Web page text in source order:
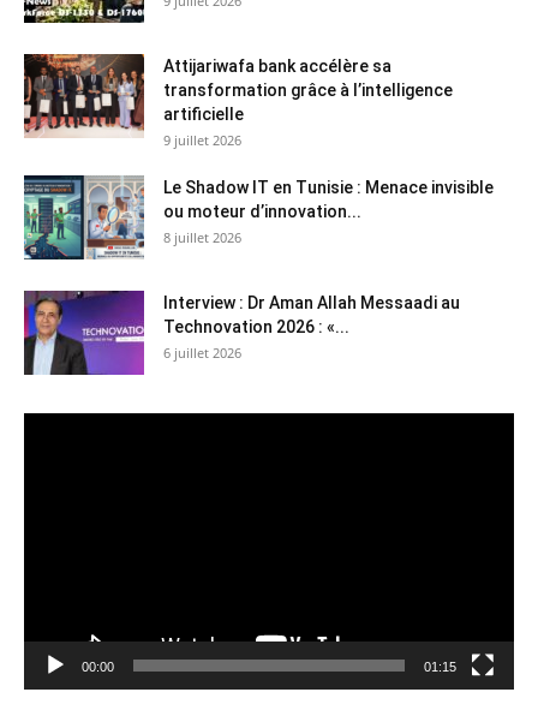
Attijariwafa bank accélère sa
transformation grâce à l’intelligence
artificielle
9 juillet 2026
Le Shadow IT en Tunisie : Menace invisible
ou moteur d’innovation...
8 juillet 2026
Interview : Dr Aman Allah Messaadi au
Technovation 2026 : «...
6 juillet 2026
00:00 01:15